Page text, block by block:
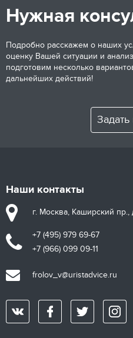
Нужная
Подробно расскажем о наших
оценку Вашей ситуации и
подготовим несколько
дальнейших действий!
Наши контакты
г. Москва, Каширский
+7 (495) 979 69-67
+7 (966) 099 09-11
frolov_v@uristadvice.ru